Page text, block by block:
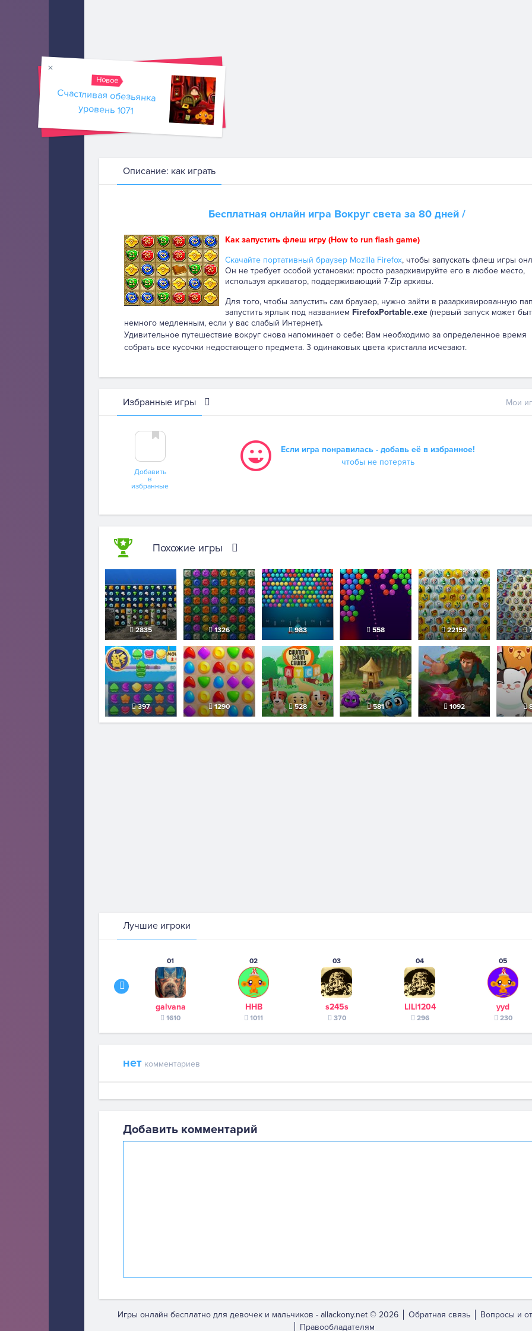
Описание: как играть
Бесплатная онлайн игра Вокруг света за 80 дней/
Как запустить флеш игру (How to run flash game)
Скачайте портативный браузер Mozilla Firefox, чтобы запускать флеш игры
Он не требует особой установки: просто разархивируйте его в любое место,
используя архиватор, поддерживающий 7-Zip архивы.
Для того, чтобы запустить сам браузер, нужно зайти в разархивированную
запустить ярлык под названием FirefoxPortable.exe (первый запуск может
немного медленным, если у вас слабый Интернет).
Удивительное путешествие вокруг снова напоминает о себе: Вам необходимо за определенное время
собрать все кусочки недостающего предмета. 3 одинаковых цвета кристалла исчезают.
Избранные игры Мои
Добавить
в
избранные
Если игра понравилась - добавь её в избранное!
чтобы не потерять
Похожие игры
2835 1326 983 558 22159
397 1290 528 581 1092
Лучшие игроки
01
galvana
1610
02
ННВ
1011
03
s245s
370
04
LlLl1204
296
05
yyd
230
нет комментариев
Добавить комментарий
Игры онлайн бесплатно для девочек и мальчиков - allackony.net © 2026 Обратная связь
Вопросы и
Правообладателям
Новое
Счастливая обезьянка
уровень 1071